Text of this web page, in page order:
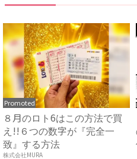
Promoted
８月のロト6はこの方法で買
え!!６つの数字が『完全一
致』する方法
株式会社MURA